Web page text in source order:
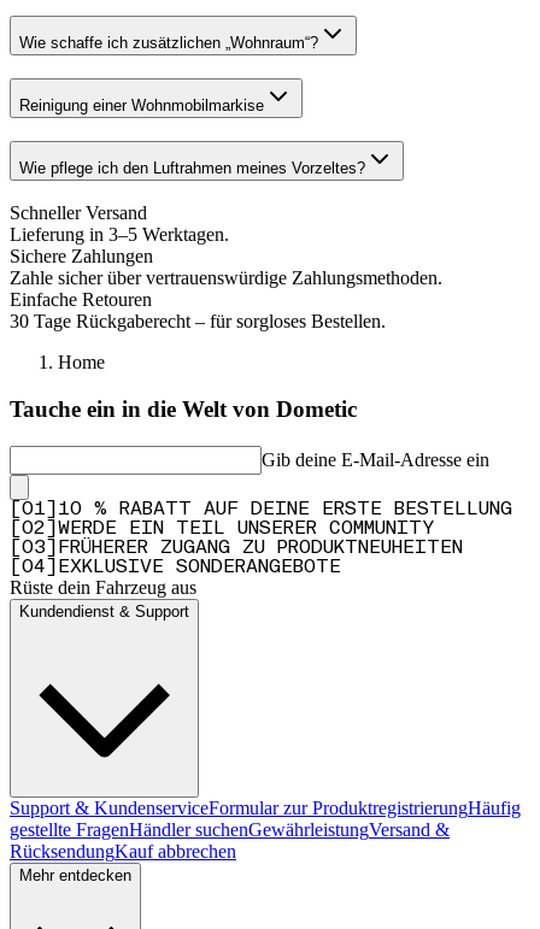
Wie schaffe ich zusätzlichen „Wohnraum“?
Reinigung einer Wohnmobilmarkise
Wie pflege ich den Luftrahmen meines Vorzeltes?
Schneller Versand
Lieferung in 3–5 Werktagen.
Sichere Zahlungen
Zahle sicher über vertrauenswürdige Zahlungsmethoden.
Einfache Retouren
30 Tage Rückgaberecht – für sorgloses Bestellen.
Home
Tauche ein in die Welt von Dometic
Gib deine E-Mail-Adresse ein
01
10 % RABATT AUF DEINE ERSTE BESTELLUNG
02
WERDE EIN TEIL UNSERER COMMUNITY
03
FRÜHERER ZUGANG ZU PRODUKTNEUHEITEN
04 EXKLUSIVE SONDERANGEBOTE
Rüste dein Fahrzeug aus
Kundendienst & Support
Support & KundenserviceFormular zur ProduktregistrierungHäufig
gestellte FragenHändler suchenGewährleistungVersand &
RücksendungKauf abbrechen
Mehr entdecken